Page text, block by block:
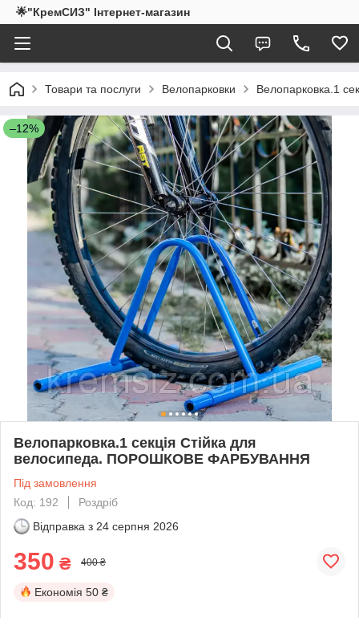
🌟"КремСИЗ" Інтернет-магазин
Товари та послуги Велопарковки Велопарковка.1
–12%
Велопарковка.1 секція Стійка для
велосипеда. ПОРОШКОВЕ ФАРБУВАННЯ
Під замовлення
Код: 192
Роздріб
Відправка з 24 серпня 2026
350 ₴ 400 ₴
Економія 50 ₴